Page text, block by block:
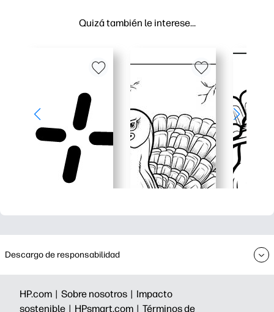
Quizá también le interese…
Descargo de responsabilidad
HP.com | Sobre nosotros | Impacto
sostenible | HPsmart.com | Términos de